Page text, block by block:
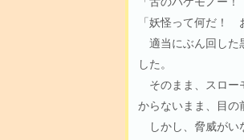
「妖怪って何だ！
適当にぶん回した
した。
そのまま、スロー
からないまま、目の
しかし、脅威がい